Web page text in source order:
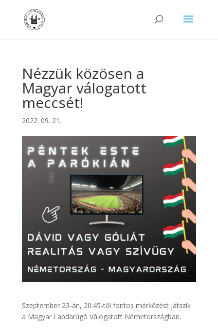
Nézzük közösen a
Magyar válogatott
meccsét!
2022. 09. 21.
Szeptember 23-án, 20:45-től fontos mérkőzést játszik
a Magyar Labdarúgó Válogatott Németországban.